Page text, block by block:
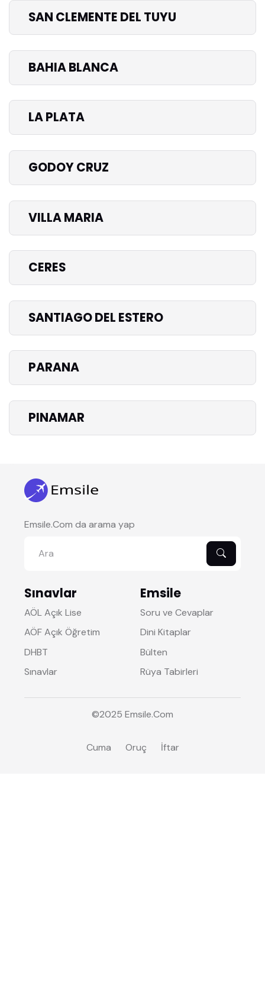
SAN CLEMENTE DEL TUYU
BAHIA BLANCA
LA PLATA
GODOY CRUZ
VILLA MARIA
CERES
SANTIAGO DEL ESTERO
PARANA
PINAMAR
Emsile.Com da arama yap
Sınavlar
AÖL Açık Lise
AÖF Açık Öğretim
DHBT
Sınavlar
Emsile
Soru ve Cevaplar
Dini Kitaplar
Bülten
Rüya Tabirleri
©2025 Emsile.Com
Cuma Oruç İftar